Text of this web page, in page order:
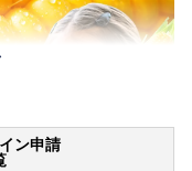
ン申請